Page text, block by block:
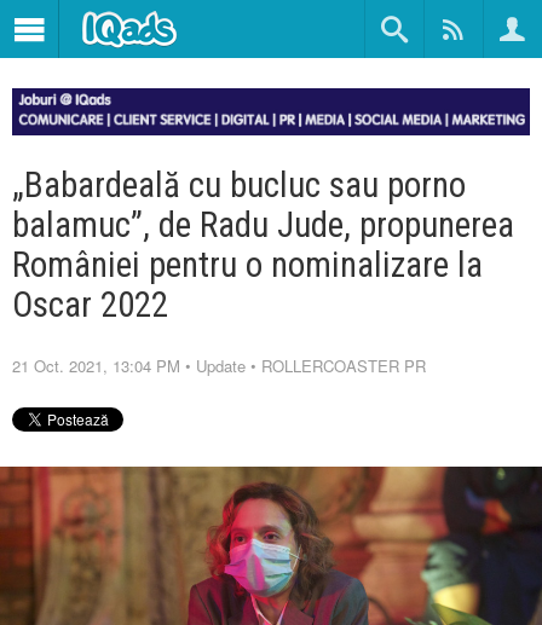
„Babardeală cu bucluc sau porno
balamuc”, de Radu Jude, propunerea
României pentru o nominalizare la
Oscar 2022
21 Oct. 2021, 13:04 PM • Update • ROLLERCOASTER PR